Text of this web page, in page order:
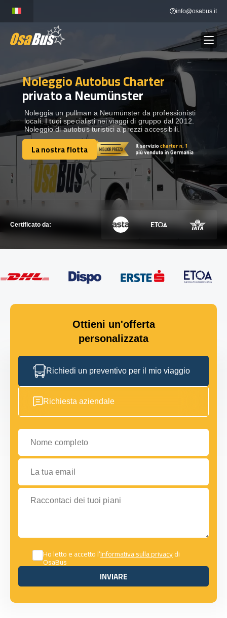
content
info@osabus.it
NOLEGGIO AUTOBUS Show dropdown
DESTINAZIONI Show dropdown
FLOTTA
METTITI IN CONTATTO
METTITI IN CONTATTO
Noleggio Autobus Charter
privato a Neumünster
Noleggia un pullman a Neumünster da professionisti
locali. I tuoi specialisti nei viaggi di gruppo dal 2012.
Noleggio di autobus turistici a prezzi accessibili.
La nostra flotta
La nostra flotta
Certificato da:
Ottieni un'offerta
personalizzata
Richiedi un preventivo per il mio viaggio
Richiesta aziendale
Nome completo
La tua email
Raccontaci dei tuoi piani
Ho letto e accetto l’Informativa sulla privacydi
OsaBus
INVIARE
INVIARE